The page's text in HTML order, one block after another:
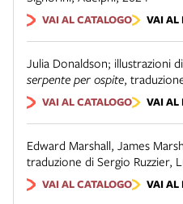
VAI AL CATALOGO VAI AL
Julia Donaldson; illustrazioni
serpente per ospite,
VAI AL CATALOGO VAI AL
Edward Marshall, James
traduzione di Sergio Ruzzier,
VAI AL CATALOGO VAI AL